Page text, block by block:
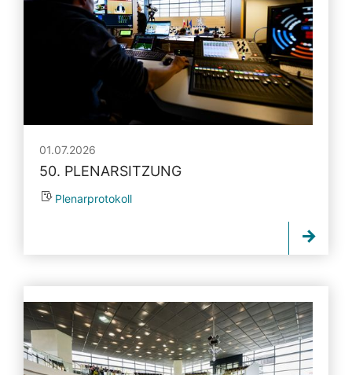
01.07.2026
50. PLENARSITZUNG
Plenarprotokoll